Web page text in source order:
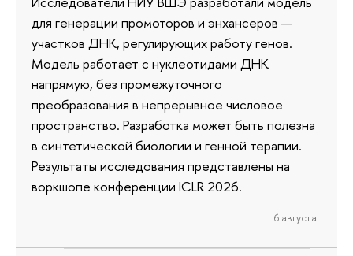
для генерации промоторов и энхансеров —
участков ДНК, регулирующих работу генов.
Модель работает с нуклеотидами ДНК
напрямую, без промежуточного
преобразования в непрерывное числовое
пространство. Разработка может быть полезна
в синтетической биологии и генной терапии.
Результаты исследования представлены на
воркшопе конференции ICLR 2026.
6 августа